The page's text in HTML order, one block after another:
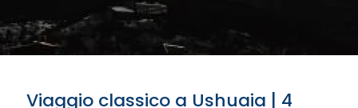
Viaggio classico a Ushuaia | 4